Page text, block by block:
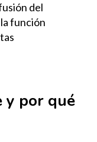
del
función
y por qué